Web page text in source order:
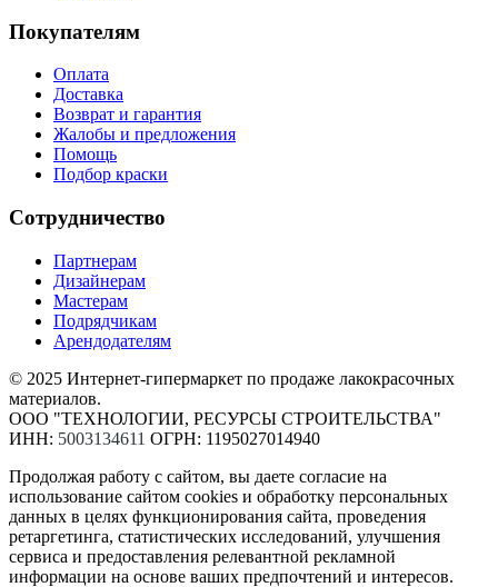
Покупателям
Оплата
Доставка
Возврат и гарантия
Жалобы и предложения
Помощь
Подбор краски
Сотрудничество
Партнерам
Дизайнерам
Мастерам
Подрядчикам
Арендодателям
© 2025 Интернет-гипермаркет по продаже лакокрасочных
материалов.
ООО "ТЕХНОЛОГИИ, РЕСУРСЫ СТРОИТЕЛЬСТВА"
ИНН: 5003134611 ОГРН: 1195027014940
Продолжая работу с сайтом, вы даете согласие на
использование сайтом cookies и обработку персональных
данных в целях функционирования сайта, проведения
ретаргетинга, статистических исследований, улучшения
сервиса и предоставления релевантной рекламной
информации на основе ваших предпочтений и интересов.